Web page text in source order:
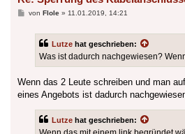
Beitrag
von Flole» 11.01.2019, 14:21
Lutze hat geschrieben:
Was ist dadurch nachgewiesen?
Wenn das 2 Leute schreiben und man
eines Angebots ist dadurch
Lutze hat geschrieben: